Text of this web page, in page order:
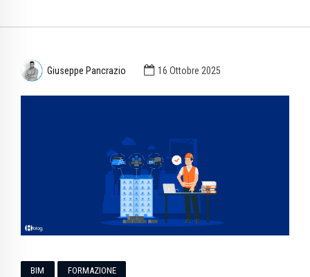
Giuseppe Pancrazio 16 Ottobre 2025
BIM FORMAZIONE